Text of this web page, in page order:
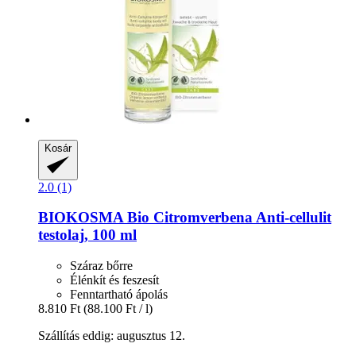
Kosár
2.0 (1)
BIOKOSMABio Citromverbena Anti-​cellulit
testolaj, 100 ml
Száraz bőrre
Élénkít és feszesít
Fenntartható ápolás
8.810 Ft (88.100 Ft / l)
Szállítás eddig: augusztus 12.